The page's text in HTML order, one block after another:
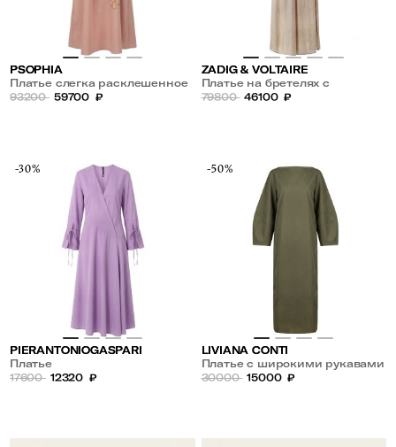
PSOPHIA
Платье слегка расклешенное
из хлопка с цветочной
93200 59700 ₽
ZADIG & VOLTAIRE
Платье на бретелях с
разрезом
79800 46100 ₽
-30%
PIERANTONIOGASPARI
Платье
17600 12320 ₽
-50%
LIVIANA CONTI
Платье с широкими рукавами
30000 15000 ₽